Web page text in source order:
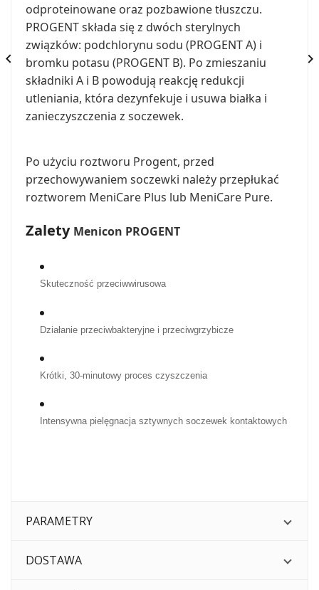
PARAMETRY
DOSTAWA
odproteinowane oraz pozbawione tłuszczu.
PROGENT składa się z dwóch sterylnych
związków: podchlorynu sodu (PROGENT A) i
bromku potasu (PROGENT B). Po zmieszaniu
składniki A i B powodują reakcję redukcji
utleniania, która dezynfekuje i usuwa białka i
zanieczyszczenia z soczewek.
Po użyciu roztworu Progent, przed
przechowywaniem soczewki należy przepłukać
roztworem MeniCare Plus lub MeniCare Pure.
Zalety Menicon PROGENT
Skuteczność przeciwwirusowa
Działanie przeciwbakteryjne i przeciwgrzybicze
Krótki, 30-minutowy proces czyszczenia
Intensywna pielęgnacja sztywnych soczewek kontaktowych
 